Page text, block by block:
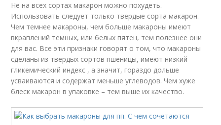
Не на всех сортах макарон можно похудеть.
Использовать следует только твердые сорта макарон.
Чем темнее макароны, чем больше макароны имеют
вкраплений темных, или белых пятен, тем полезнее они
для вас. Все эти признаки говорят о том, что макароны
сделаны из твердых сортов пшеницы, имеют низкий
гликемический индекс , а значит, гораздо дольше
усваиваются и содержат меньше углеводов. Чем хуже
блеск макарон в упаковке – тем выше их качество.